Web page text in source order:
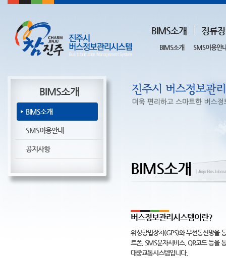
BIMS소개 정류
BIMS소개 SMS이용안
BIMS소개
BIMS소개
SMS이용안내
공지사항
BIMS소개 ㅣJinju Bus
버스정보관리시스템이란?
위성항법장치(GPS)와 무선통신망을
트폰, SMS문자서비스, QR코드 등을
대중교통시스템입니다.